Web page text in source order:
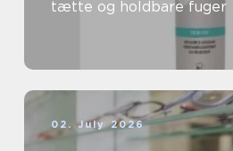
tætte og holdbare fuger
02. July 2026